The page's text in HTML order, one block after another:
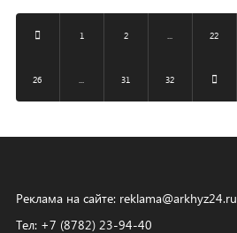
1 2 22
26 31 32
Реклама на сайте: reklama@arkhyz24.ru
Тел: +7 (8782) 23‑94‑40